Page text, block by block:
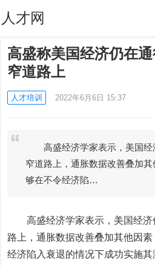
人才网
高盛称美国经济仍在
窄道路上
人才培训 2022年6月6日 15:37
高盛经济学家表示，美国经
窄道路上，通胀数据改善叠加
够在不令经济陷…
高盛经济学家表示，美国经
路上，通胀数据改善叠加其他因
经济陷入衰退的情况下成功实施其